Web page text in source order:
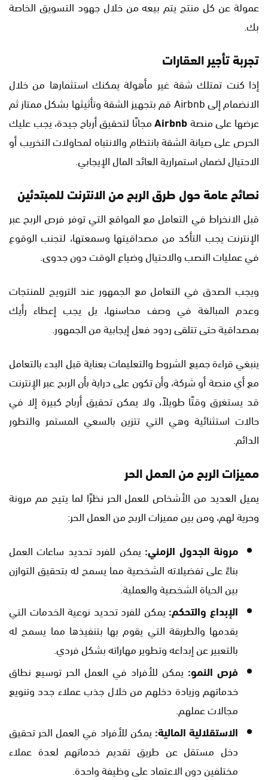
عمولة عن كل منتج يتم بيعه من خلال جهود التسويق الخاصة
بك.
تجربة تأجير العقارات
إذا كنت تمتلك شقة غير مأهولة يمكنك استثمارها من خلال
الانضمام إلى Airbnb قم بتجهيز الشقة وتأثيثها بشكل ممتاز ثم
عرضها على منصةAirbnbمجانًا لتحقيق أرباح جيدة، يجب عليك
الحرص على صيانة الشقة بانتظام والانتباه لمحاولات التخريب أو
الاحتيال لضمان استمرارية العائد المال الإيجابي.
نصائح عامة حول طرق الربح من الانترنت للمبتدئين
قبل الانخراط في التعامل مع المواقع التي توفر فرص الربح عبر
الإنترنت يجب التأكد من مصداقيتها وسمعتها، لتجنب الوقوع
في عمليات النصب والاحتيال وضياع الوقت دون جدوى.
ويجب الصدق في التعامل مع الجمهور عند الترويج للمنتجات
وعدم المبالغة في وصف محاسنها، بل يجب إعطاء رأيك
بمصداقية حتى تتلقى ردود فعل إيجابية من الجمهور.
ينبغي قراءة جميع الشروط والتعليمات بعناية قبل البدء بالتعامل
مع أي منصة أو شركة، وأن تكون على دراية بأن الربح عبر الإنترنت
قد يستغرق وقتًا طويلاً، ولا يمكن تحقيق أرباح كبيرة إلا في
حالات استثنائية وهي التي تتزين بالسعي المستمر والتطور
الدائم.
مميزات الربح من العمل الحر
يميل العديد من الأشخاص للعمل الحر نظرًا لما يتيح مم مرونة
وحرية لهم، ومن بين مميزات الربح من العمل الحر:
مرونة الجدول الزمني: يمكن للفرد تحديد ساعات العمل
بناءً على تفضيلاته الشخصية مما يسمح له بتحقيق التوازن
بين الحياة الشخصية والعملية.
الإبداع والتحكم: يمكن للفرد تحديد نوعية الخدمات التي
يقدمها والطريقة التي يقوم بها بتنفيذها مما يسمح له
بالتعبير عن إبداعه وتطوير مهاراته بشكل فردي.
فرص النمو: يمكن للأفراد في العمل الحر توسيع نطاق
خدماتهم وزيادة دخلهم من خلال جذب عملاء جدد وتنويع
مجالات عملهم.
الاستقلالية المالية: يمكن للأفراد في العمل الحر تحقيق
دخل مستقل عن طريق تقديم خدماتهم لعدة عملاء
مختلفين دون الاعتماد على وظيفة واحدة.